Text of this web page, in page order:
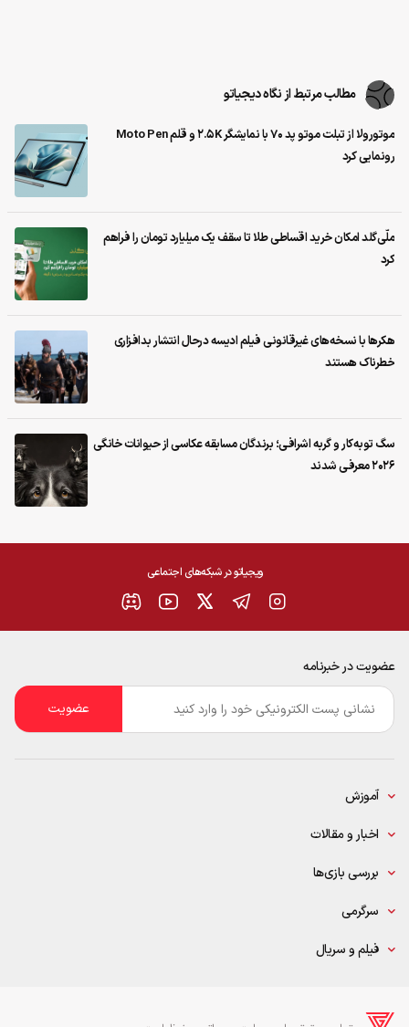
مطالب مرتبط از نگاه دیجیاتو
موتورولا از تبلت موتو پد 70 با نمایشگر 2.5K و قلم Moto Pen
رونمایی کرد
ملّی‌گلد امکان خرید اقساطی طلا تا سقف یک میلیارد تومان را فراهم
کرد
هکرها با نسخه‌های غیرقانونی فیلم ادیسه درحال انتشار بدافزاری
خطرناک هستند
سگ توبه‌کار و گربه اشرافی؛ برندگان مسابقه عکاسی از حیوانات خانگی
۲۰۲۶ معرفی شدند
ویجیاتو در شبکه‌های اجتماعی
عضویت در خبرنامه
ایمیل
آموزش
اخبار و مقالات
بررسی بازی‌ها
سرگرمی
فیلم و سریال